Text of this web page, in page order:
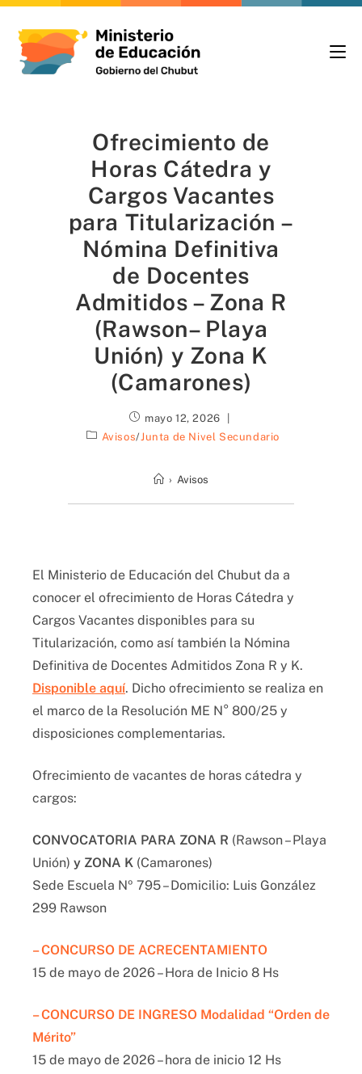
Ofrecimiento de
Horas Cátedra y
Cargos Vacantes
para Titularización –
Nómina Definitiva
de Docentes
Admitidos – Zona R
(Rawson– Playa
Unión) y Zona K
(Camarones)
mayo 12, 2026
Avisos/Junta de Nivel Secundario
› Avisos
El Ministerio de Educación del Chubut da a
conocer el ofrecimiento de Horas Cátedra y
Cargos Vacantes disponibles para su
Titularización, como así también la Nómina
Definitiva de Docentes Admitidos Zona R y K.
Disponible aquí. Dicho ofrecimiento se realiza en
el marco de la Resolución ME N° 800/25 y
disposiciones complementarias.
Ofrecimiento de vacantes de horas cátedra y
cargos:
CONVOCATORIA PARA ZONA R (Rawson – Playa
Unión) y ZONA K (Camarones)
Sede Escuela Nº 795 – Domicilio: Luis González
299 Rawson
– CONCURSO DE ACRECENTAMIENTO
15 de mayo de 2026 – Hora de Inicio 8 Hs
– CONCURSO DE INGRESO Modalidad “Orden de
Mérito”
15 de mayo de 2026 – hora de inicio 12 Hs